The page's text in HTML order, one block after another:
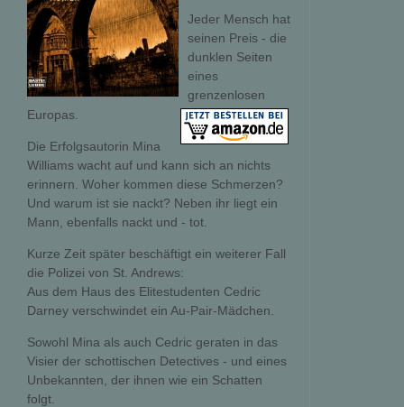
Jeder Mensch hat
seinen Preis - die
dunklen Seiten
eines
grenzenlosen
Europas.
Die Erfolgsautorin Mina
Williams wacht auf und kann sich an nichts
erinnern. Woher kommen diese Schmerzen?
Und warum ist sie nackt? Neben ihr liegt ein
Mann, ebenfalls nackt und - tot.
Kurze Zeit später beschäftigt ein weiterer Fall
die Polizei von St. Andrews:
Aus dem Haus des Elitestudenten Cedric
Darney verschwindet ein Au-Pair-Mädchen.
Sowohl Mina als auch Cedric geraten in das
Visier der schottischen Detectives - und eines
Unbekannten, der ihnen wie ein Schatten
folgt.